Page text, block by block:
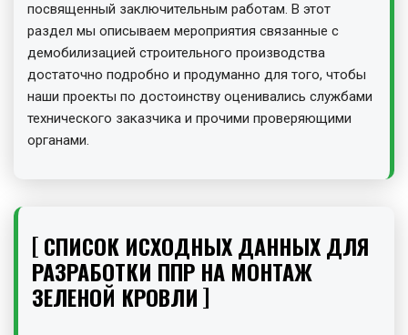
посвященный заключительным работам. В этот
раздел мы описываем мероприятия связанные с
демобилизацией строительного производства
достаточно подробно и продуманно для того, чтобы
наши проекты по достоинству оценивались службами
технического заказчика и прочими проверяющими
органами.
СПИСОК ИСХОДНЫХ ДАННЫХ ДЛЯ
РАЗРАБОТКИ ППР НА МОНТАЖ
ЗЕЛЕНОЙ КРОВЛИ